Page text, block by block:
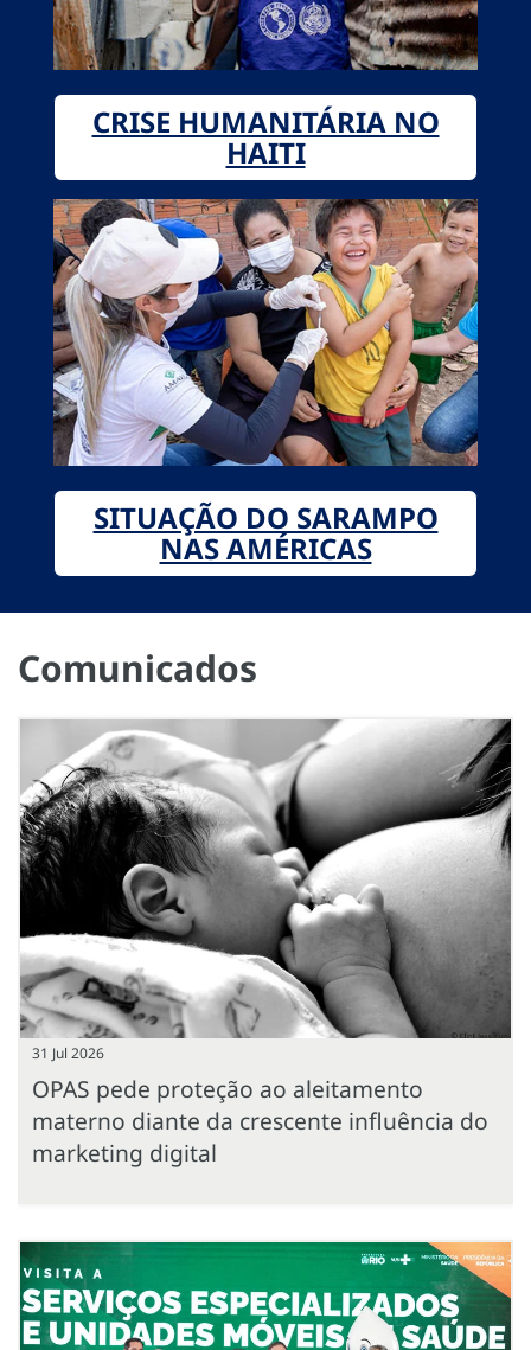
CRISE HUMANITÁRIA NO
HAITI
SITUAÇÃO DO SARAMPO
NAS AMÉRICAS
Comunicados
31 Jul 2026
OPAS pede proteção ao aleitamento
materno diante da crescente influência do
marketing digital